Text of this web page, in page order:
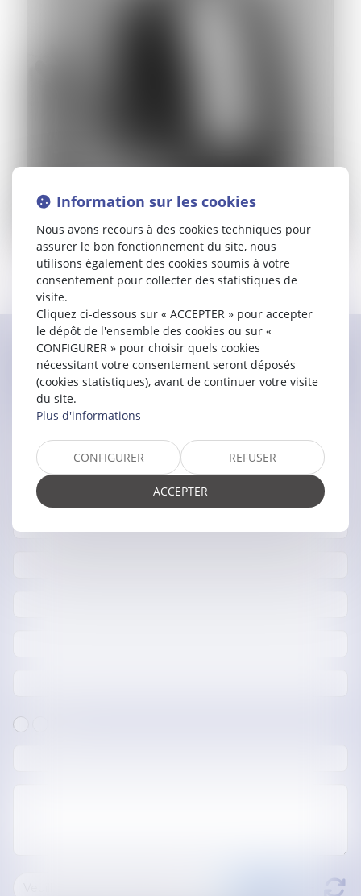
Année de prestation de serment : 2021
Pôle construction et immobilier
ContacterFrancois SUAREZ
CASTILLO
Information sur les cookies
Nous avons recours à des cookies techniques pour
assurer le bon fonctionnement du site, nous
utilisons également des cookies soumis à votre
consentement pour collecter des statistiques de
visite.
Cliquez ci-dessous sur « ACCEPTER » pour accepter
le dépôt de l'ensemble des cookies ou sur «
CONFIGURER » pour choisir quels cookies
nécessitant votre consentement seront déposés
(cookies statistiques), avant de continuer votre visite
du site.
Plus d'informations
CONFIGURER REFUSER
ACCEPTER